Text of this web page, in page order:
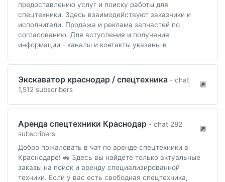
предоставлению услуг и поиску работы для
спецтехники. Здесь взаимодействуют заказчики и
исполнители. Продажа и реклама запчастей по
согласованию. Для вступления и получения
информации - каналы и контакты указаны в
Экскаватор краснодар / спецтехника - chat
1,512 subscribers
Аренда спецтехники Краснодар - chat 282
subscribers
Добро пожаловать в чат по аренде спецтехники в
Краснодаре! 🚜 Здесь вы найдете только актуальные
заказы на поиск и аренду специализированной
техники. Если у вас есть свободная спецтехника,